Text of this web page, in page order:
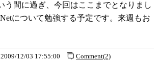
間に過ぎ、今回はここまでとなりまし
について勉強する予定です。来週もお
2009/12/03 17:55:00 Comment(2)